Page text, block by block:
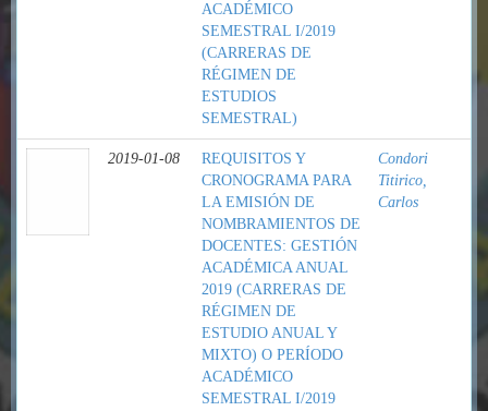
ACADÉMICO
SEMESTRAL I/2019
(CARRERAS DE
RÉGIMEN DE
ESTUDIOS
SEMESTRAL)
2019-01-08
REQUISITOS Y
CRONOGRAMA PARA
LA EMISIÓN DE
NOMBRAMIENTOS DE
DOCENTES: GESTIÓN
ACADÉMICA ANUAL
2019 (CARRERAS DE
RÉGIMEN DE
ESTUDIO ANUAL Y
MIXTO) O PERÍODO
ACADÉMICO
SEMESTRAL I/2019
Condori
Titirico,
Carlos